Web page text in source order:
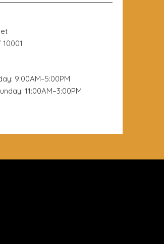
9:00AM–5:00PM
11:00AM–3:00PM